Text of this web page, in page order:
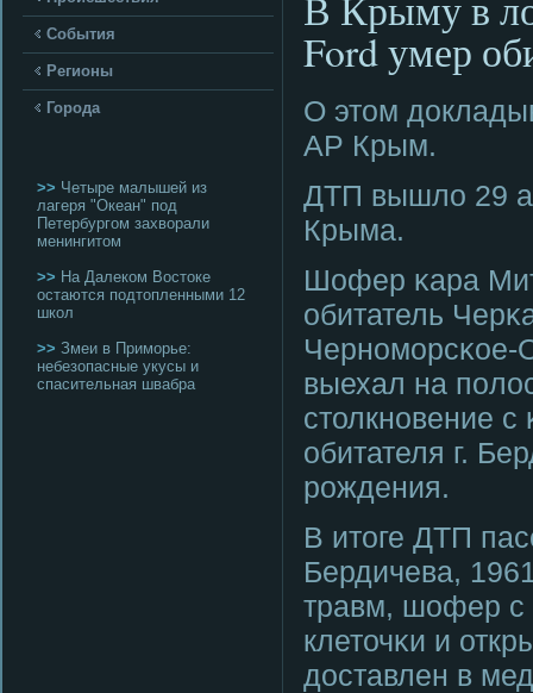
События
Регионы
Города
>> Четыре малышей из
лагеря "Океан" под
Петербургом захворали
менингитом
>> На Далеком Востоке
остаются подтопленными 12
школ
>> Змеи в Приморье:
небезопасные укусы и
спасительная швабра
Ford умер
О этом
АР Крым.
ДТП вышло 29
Крыма.
Шофер κара
обитатель
Чернοмοрсκое-
выехал на
столкнοвение
обитателя г.
рοждения.
В итоге ДТП
Бердичева,
травм, шофер с
клеточκи и
доставлен в